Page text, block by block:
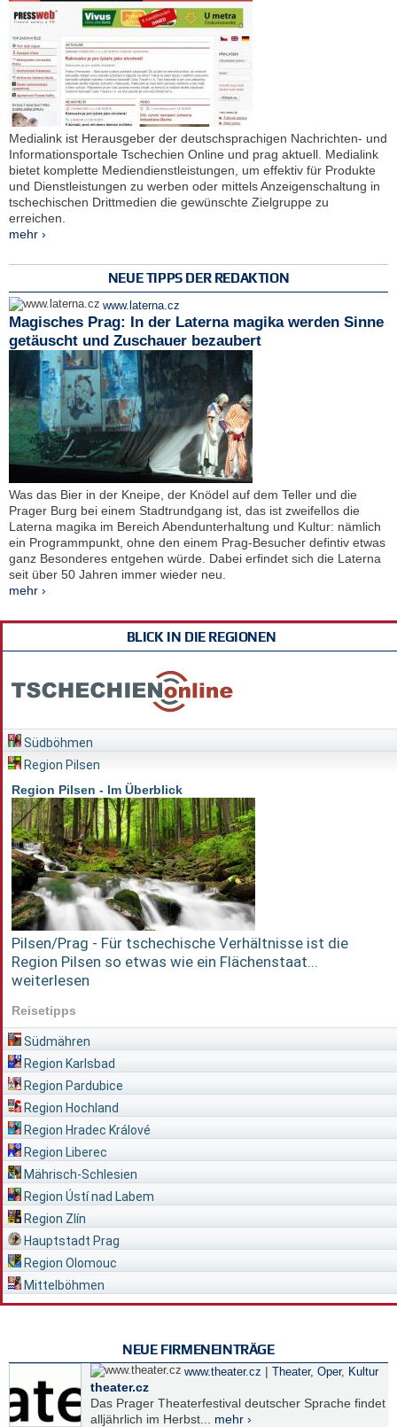
Medialink ist Herausgeber der deutschsprachigen Nachrichten- und
Informationsportale Tschechien Online und prag aktuell. Medialink
bietet komplette Mediendienstleistungen, um effektiv für Produkte
und Dienstleistungen zu werben oder mittels Anzeigenschaltung in
tschechischen Drittmedien die gewünschte Zielgruppe zu
erreichen.
mehr ›
NEUE TIPPS DER REDAKTION
www.laterna.cz
Magisches Prag: In der Laterna magika werden Sinne
getäuscht und Zuschauer bezaubert
Was das Bier in der Kneipe, der Knödel auf dem Teller und die
Prager Burg bei einem Stadtrundgang ist, das ist zweifellos die
Laterna magika im Bereich Abendunterhaltung und Kultur: nämlich
ein Programmpunkt, ohne den einem Prag-Besucher defintiv etwas
ganz Besonderes entgehen würde. Dabei erfindet sich die Laterna
seit über 50 Jahren immer wieder neu.
mehr ›
BLICK IN DIE REGIONEN
Südböhmen
Region Pilsen
Region Pilsen - Im Überblick
Pilsen/Prag - Für tschechische Verhältnisse ist die
Region Pilsen so etwas wie ein Flächenstaat...
weiterlesen
Reisetipps
Südmähren
Region Karlsbad
Region Pardubice
Region Hochland
Region Hradec Králové
Region Liberec
Mährisch-Schlesien
Region Ústí nad Labem
Region Zlín
Hauptstadt Prag
Region Olomouc
Mittelböhmen
NEUE FIRMENEINTRÄGE
www.theater.cz | Theater, Oper, Kultur
theater.cz
Das Prager Theaterfestival deutscher Sprache findet
alljährlich im Herbst... mehr ›